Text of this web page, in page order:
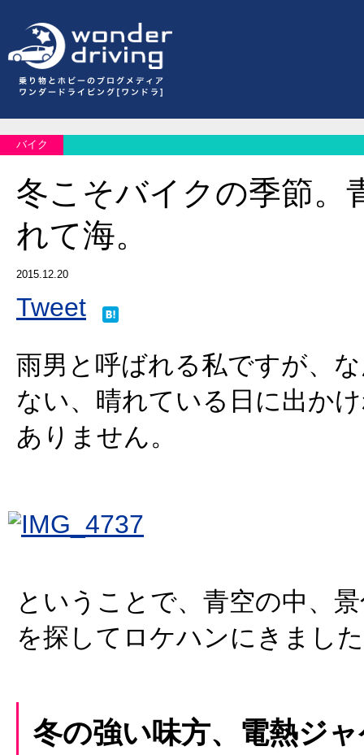
バイク
冬こそバイクの季節。
れて海。
2015.12.20
Tweet
雨男と呼ばれる私ですが、
ない、晴れている日に出か
ありません。
ということで、青空の中、
を探してロケハンにきまし
冬の強い味方、電熱ジ